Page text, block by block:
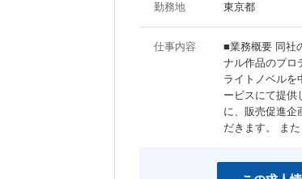
勤務地 東京都
仕事内容
■業務概要 同社
ナル作品のプロ
ライトノベルを
ービスにて提供
に、販売促進企
だきます。 ま